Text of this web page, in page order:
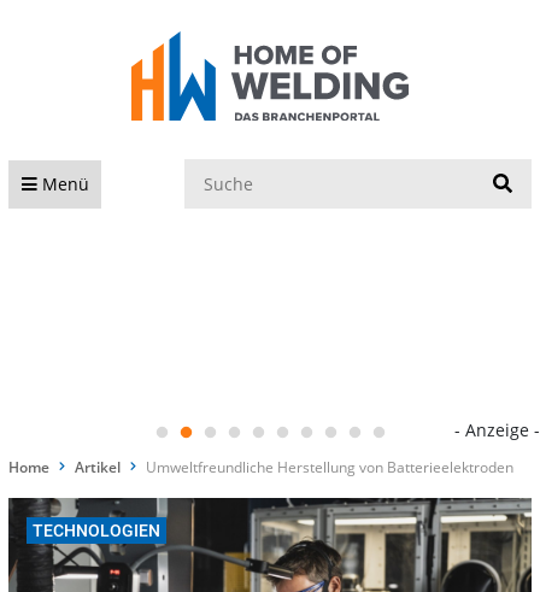
Menü
- Anzeige -
Home Artikel Umweltfreundliche Herstellung von Batterieelektroden
TECHNOLOGIEN